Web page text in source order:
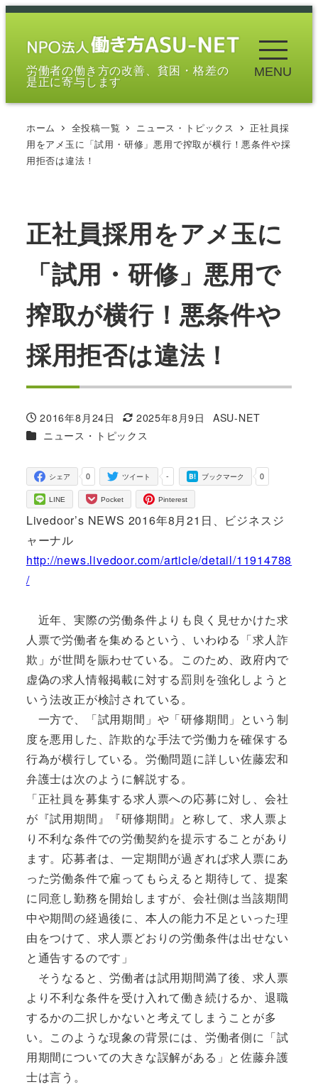
メ
労働者の働き方の改善、貧困・格差の
是正に寄与します
MENU
ホーム 全投稿一覧 ニュース・トピックス
正社員採
用をアメ玉に「試用・研修」悪用で搾取が横行！悪条件や採
用拒否は違法！
正社員採用をアメ玉に
「試用・研修」悪用で
搾取が横行！悪条件や
採用拒否は違法！
投稿日
2016年8月24日
更新日
2025年8月9日
著
ASU-NET
カテゴリー
ニュース・トピックス
0
シェア -
ツイート 0
ブックマーク
LINE Pocket Pinterest
Livedoor’s NEWS 2016年8月21日、ビジネスジ
ャーナル
http://news.livedoor.com/article/detail/11914788
/
近年、実際の労働条件よりも良く見せかけた求
人票で労働者を集めるという、いわゆる「求人詐
欺」が世間を賑わせている。このため、政府内で
虚偽の求人情報掲載に対する罰則を強化しようと
いう法改正が検討されている。
一方で、「試用期間」や「研修期間」という制
度を悪用した、詐欺的な手法で労働力を確保する
行為が横行している。労働問題に詳しい佐藤宏和
弁護士は次のように解説する。
「正社員を募集する求人票への応募に対し、会社
が『試用期間』『研修期間』と称して、求人票よ
り不利な条件での労働契約を提示することがあり
ます。応募者は、一定期間が過ぎれば求人票にあ
った労働条件で雇ってもらえると期待して、提案
に同意し勤務を開始しますが、会社側は当該期間
中や期間の経過後に、本人の能力不足といった理
由をつけて、求人票どおりの労働条件は出せない
と通告するのです」
そうなると、労働者は試用期間満了後、求人票
より不利な条件を受け入れて働き続けるか、退職
するかの二択しかないと考えてしまうことが多
い。このような現象の背景には、労働者側に「試
用期間についての大きな誤解がある」と佐藤弁護
士は言う。